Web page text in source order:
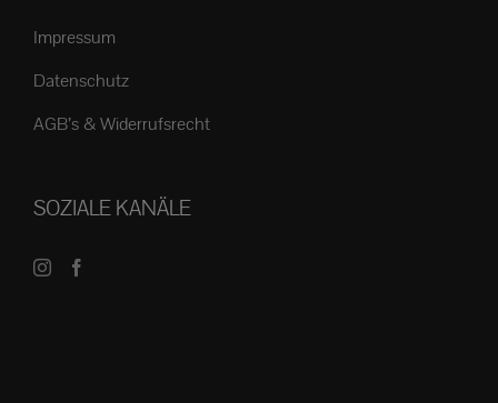
Impressum
Datenschutz
AGB’s & Widerrufsrecht
SOZIALE KANÄLE